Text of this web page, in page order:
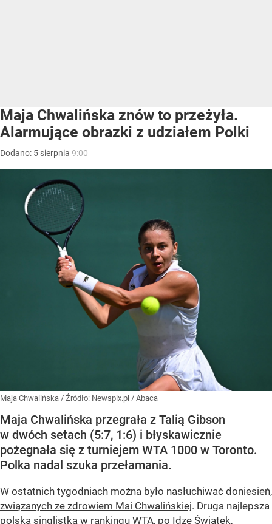
Maja Chwalińska znów to przeżyła.
Alarmujące obrazki z udziałem Polki
Dodano: 5 sierpnia 9:00
Maja Chwalińska / Źródło: Newspix.pl / Abaca
Maja Chwalińska przegrała z Talią Gibson
w dwóch setach (5:7, 1:6) i błyskawicznie
pożegnała się z turniejem WTA 1000 w Toronto.
Polka nadal szuka przełamania.
W ostatnich tygodniach można było nasłuchiwać doniesień,
związanych ze zdrowiem Mai Chwalińskiej. Druga najlepsza
polska singlistka w rankingu WTA, po Idze Świątek,